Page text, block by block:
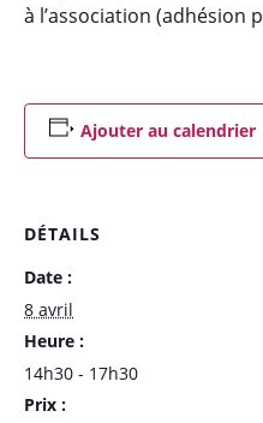
à l’association (adhésion
Ajouter au calendrier
DÉTAILS
Date :
8 avril
Heure :
14h30 - 17h30
Prix :